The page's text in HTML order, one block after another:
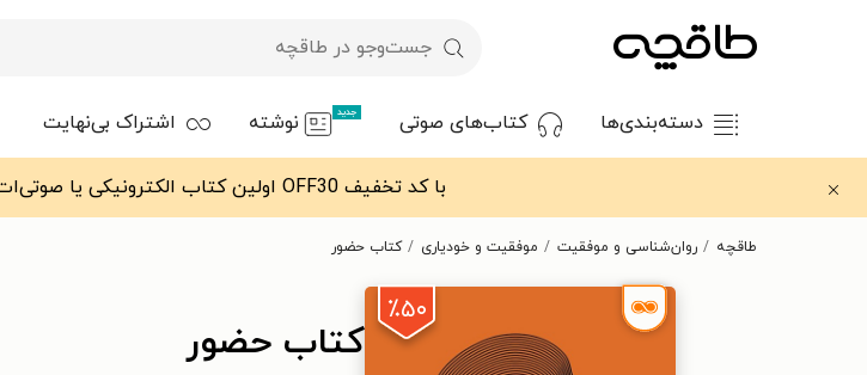
دسته‌بندی‌ها کتاب‌های صوتی جدید نوشته اشتراک بی‌نهایت
با کد تخفیف OFF30 اولین کتاب الکترونیکی یا صوتی‌ات را با ۳۰٪ تخفیف از طاقچه دریافت کن.
طاقچه روان‌شناسی و موفقیت موفقیت و خودیاری کتاب حضور
٪۵۰
کتاب حضور